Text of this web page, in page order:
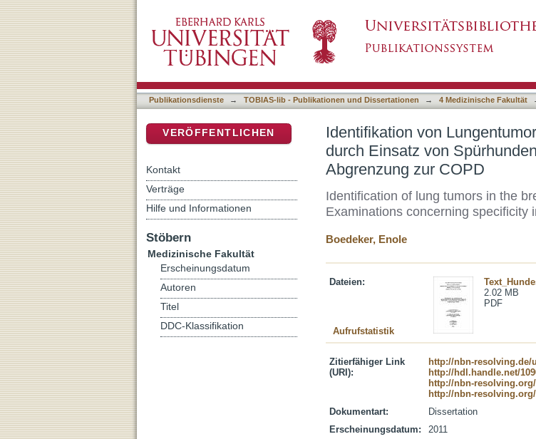
Untersuchungen zur Spezifität in Abgrenzung zur COPD
Publikationsdienste → TOBIAS-lib - Publikationen und Dissertationen → 4 Medizinische Fakultät
Identifikation von
durch Einsatz von
Abgrenzung zur COPD
Identification of lung tumors in the
Examinations concerning specificity
Boedeker, Enole
Dateien:
2.02 MB
PDF
Aufrufstatistik
Zitierfähiger Link
(URI):
http://nbn-resolving.de/
http://hdl.handle.net/
http://nbn-
http://nbn-
Dokumentart:
Dissertation
Erscheinungsdatum:
2011
VERÖFFENTLICHEN
Kontakt
Verträge
Hilfe und Informationen
Stöbern
Medizinische Fakultät
Erscheinungsdatum
Autoren
Titel
DDC-Klassifikation